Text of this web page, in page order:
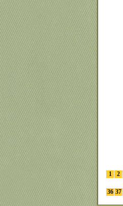
1 2
36 37